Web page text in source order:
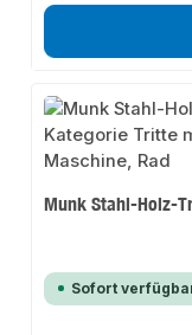
Munk Stahl-Holz-
Sofort